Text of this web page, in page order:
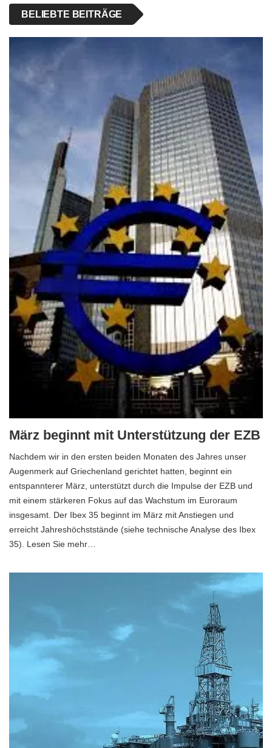
BELIEBTE BEITRÄGE
März beginnt mit Unterstützung der EZB
Nachdem wir in den ersten beiden Monaten des Jahres unser
Augenmerk auf Griechenland gerichtet hatten, beginnt ein
entspannterer März, unterstützt durch die Impulse der EZB und
mit einem stärkeren Fokus auf das Wachstum im Euroraum
insgesamt. Der Ibex 35 beginnt im März mit Anstiegen und
erreicht Jahreshöchststände (siehe technische Analyse des Ibex
35). Lesen Sie mehr…